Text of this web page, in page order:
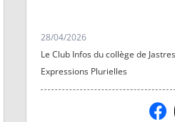
28/04/2026
Le Club Infos du collège de Jastres
Expressions Plurielles